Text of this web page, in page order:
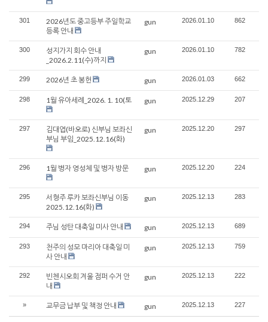
301
2026년도 중고등부 주일학교
등록 안내
gun 2026.01.10 862
300
성지가지 회수 안내
_2026.2.11(수)까지
gun 2026.01.10 782
299 2026년 초 봉헌 gun 2026.01.03 662
298 1월 유아세례_2026. 1. 10(토 gun 2025.12.29 207
297
김대엽(바오로) 신부님 보좌신
부님 부임_2025.12.16(화)
gun 2025.12.20 297
296 1월 병자 영성체 및 병자 방문 gun 2025.12.20 224
295
서형주 루카 보좌신부님 이동
2025.12.16(화)
gun 2025.12.13 283
294 주님 성탄 대축일 미사 안내 gun 2025.12.13 689
293
천주의 성모 마리아 대축일 미
사 안내
gun 2025.12.13 759
292
빈첸시오회 겨울 점퍼 수거 안
내
gun 2025.12.13 222
» 교무금 납부 및 책정 안내 gun 2025.12.13 227